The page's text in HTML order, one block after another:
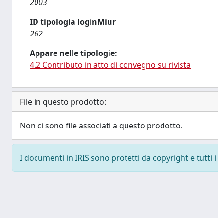
2003
ID tipologia loginMiur
262
Appare nelle tipologie:
4.2 Contributo in atto di convegno su rivista
File in questo prodotto:
Non ci sono file associati a questo prodotto.
I documenti in IRIS sono protetti da copyright e tutti